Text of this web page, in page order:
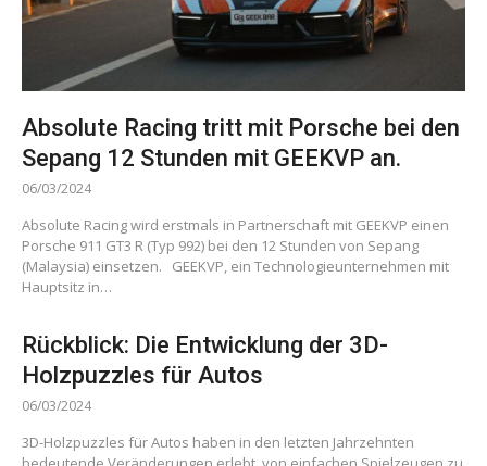
Absolute Racing tritt mit Porsche bei den
Sepang 12 Stunden mit GEEKVP an.
06/03/2024
Absolute Racing wird erstmals in Partnerschaft mit GEEKVP einen
Porsche 911 GT3 R (Typ 992) bei den 12 Stunden von Sepang
(Malaysia) einsetzen. GEEKVP, ein Technologieunternehmen mit
Hauptsitz in…
Rückblick: Die Entwicklung der 3D-
Holzpuzzles für Autos
06/03/2024
3D-Holzpuzzles für Autos haben in den letzten Jahrzehnten